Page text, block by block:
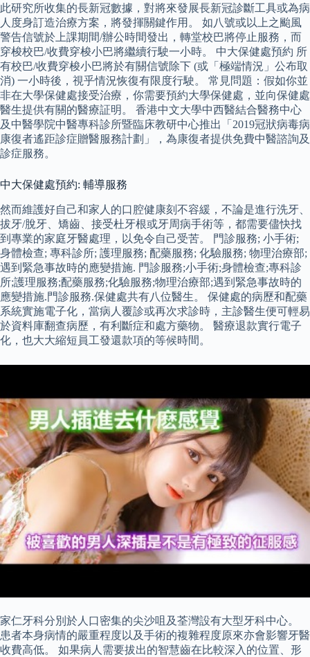
此研究所收集的長新冠數據，對將來發展長新冠診斷工具或為病
人度身訂造治療方案，將發揮關鍵作用。 如八號或以上之颱風
警告信號於上課期間/辦公時間發出，轉堂校巴將停止服務，而
穿梭校巴/收費穿梭小巴將繼續行駛一小時。 中大保健處預約 所
有校巴/收費穿梭小巴將於有關信號除下 (或「極端情況」公布取
消) 一小時後，視乎情況恢復有限度行駛。 常見問題：假如你並
非在大學保健處接受治療，你需要預約大學保健處，並向保健處
醫生提供有關的醫療証明。 香港中文大學中西醫結合醫務中心
及中醫學院中醫專科診所暨臨床教研中心推出「2019冠狀病毒病
康復者遙距診症贈醫服務計劃」，為康復者提供免費中醫諮詢及
診症服務。
中大保健處預約: 輔導服務
然而維護好自己和家人的口腔健康刻不容緩，不論是進行洗牙、
拔牙/脫牙、矯齒、接受杜牙根或牙周病手術等，都需要儘快找
到專業的家庭牙醫處理，以免令自己受苦。 門診服務; 小手術;
身體檢查; 專科診所; 護理服務; 配藥服務; 化驗服務; 物理治療部;
遇到緊急事故時的應變措施. 門診服務;小手術;身體檢查;專科診
所;護理服務;配藥服務;化驗服務;物理治療部;遇到緊急事故時的
應變措施.門診服務.保健處共有八位醫生。 保健處的病歷和配藥
系統實施電子化，當病人覆診或再次求診時，主診醫生便可輕易
於資料庫翻查病歷，有利斷症和處方藥物。 醫療退款實行電子
化，也大大縮短員工發還款項的等候時間。
家仁牙科分別於人口密集的尖沙咀及荃灣設有大型牙科中心。
患者本身病情的嚴重程度以及手術的複雜程度原來亦會影響牙醫
收費高低。 如果病人需要拔出的智慧齒在比較深入的位置、形